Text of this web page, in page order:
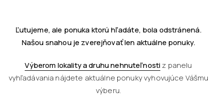
Ľutujeme, ale ponuka ktorú hľadáte, bola odstránená.
Našou snahou je zverejňovať len aktuálne ponuky.
Výberom lokality a druhu nehnuteľnostiz panelu
vyhľadávania nájdete aktuálne ponuky vyhovujúce Vášmu
výberu.